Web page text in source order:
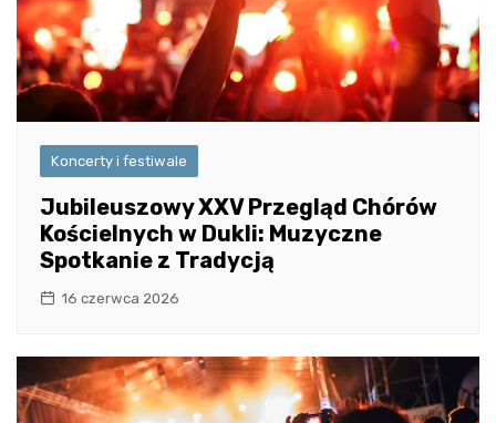
Koncerty i festiwale
Jubileuszowy XXV Przegląd Chórów
Kościelnych w Dukli: Muzyczne
Spotkanie z Tradycją
16 czerwca 2026